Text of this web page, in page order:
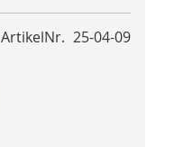
ArtikelNr. 25-04-09